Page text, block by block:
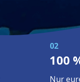
02
100
Nur